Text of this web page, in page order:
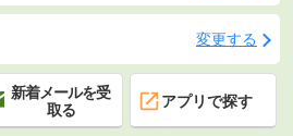
変更する
新着メールを受
取る
アプリで探す